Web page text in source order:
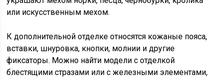
или искусственным мехом.
К дополнительной отделке относятся кожаные пояса,
вставки, шнуровка, кнопки, молнии и другие
фиксаторы. Можно найти модели с отделкой
блестящими стразами или с железными элементами,